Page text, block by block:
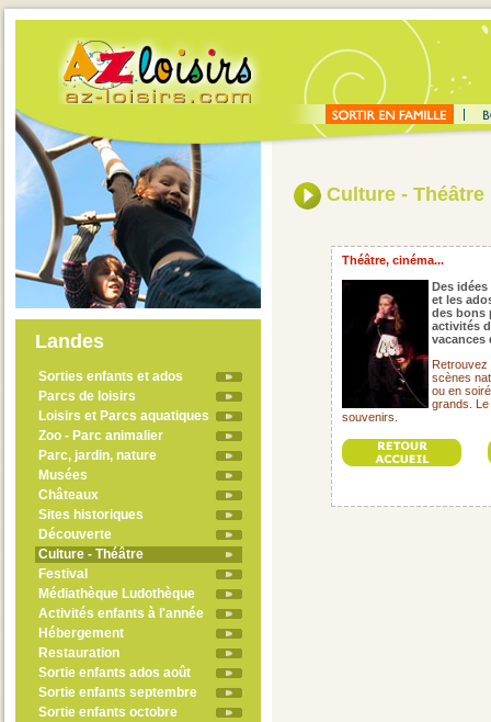
Landes
Sorties enfants et ados
Parcs de loisirs
Loisirs et Parcs aquatiques
Zoo - Parc animalier
Parc, jardin, nature
Musées
Châteaux
Sites historiques
Découverte
Culture - Théâtre
Festival
Médiathèque Ludothèque
Activités enfants à l'année
Hébergement
Restauration
Sortie enfants ados août
Sortie enfants septembre
Sortie enfants octobre
Culture - Théâtre
Théâtre, cinéma...
Des
et les
des bons
activités
vacances
Retrouvez
scènes
ou en
grands.
souvenirs.